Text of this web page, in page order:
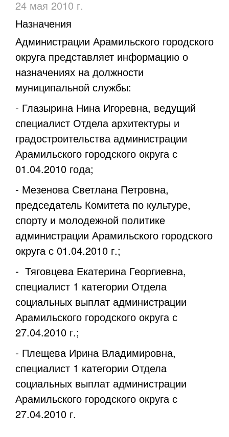
24 мая 2010 г.
Назначения
Администрации Арамильского городского
округа представляет информацию о
назначениях надолжности
муниципальной службы:
- Глазырина Нина Игоревна, ведущий
специалист Отдела архитектуры и
градостроительства администрации
Арамильского городского округа с
01.04.2010 года;
- Мезенова Светлана Петровна,
председатель Комитета по культуре,
спорту и молодежной политике
администрации Арамильского городского
округа с 01.04.2010 г.;
- Тяговцева Екатерина Георгиевна,
специалист 1 категории Отдела
социальных выплат администрации
Арамильского городского округа с
27.04.2010 г.;
- Плещева Ирина Владимировна,
специалист 1 категории Отдела
социальных выплат администрации
Арамильского городского округа с
27.04.2010 г.